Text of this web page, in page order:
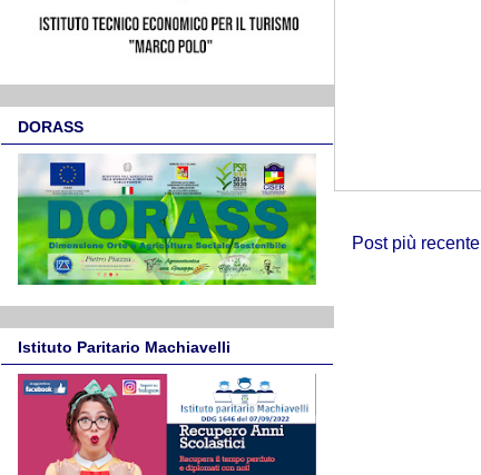
Post più recente
DORASS
Istituto Paritario Machiavelli